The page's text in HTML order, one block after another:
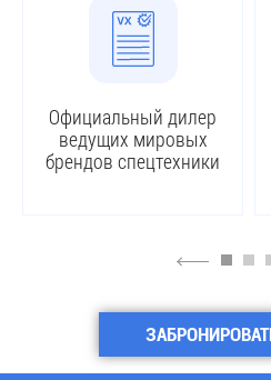
Официальный дилер
ведущих мировых
брендов спецтехники
4